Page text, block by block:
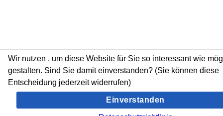
Wir nutzen , um diese Website für Sie so interessant wie
gestalten. Sind Sie damit einverstanden? (Sie können diese
Entscheidung jederzeit widerrufen)
Einverstanden